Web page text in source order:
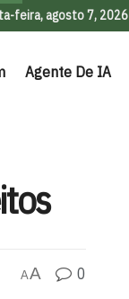
feira, agosto 7, 2026
Agente De IA
AA 0